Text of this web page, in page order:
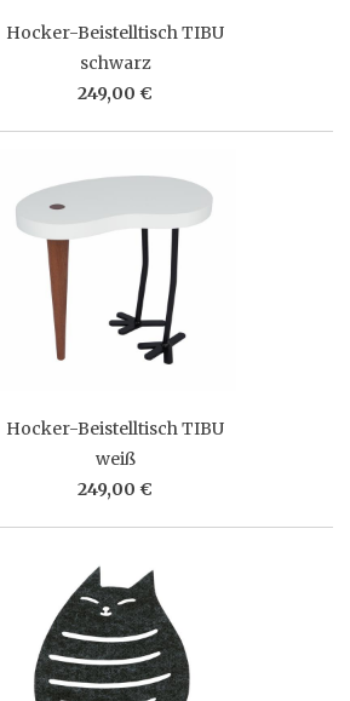
Hocker-Beistelltisch TIBU
schwarz
249,00 €
Hocker-Beistelltisch TIBU
weiß
249,00 €